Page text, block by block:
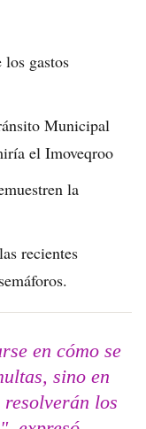
los gastos
Municipal
el Imoveqroo
la
recientes
en cómo se
sino en
los